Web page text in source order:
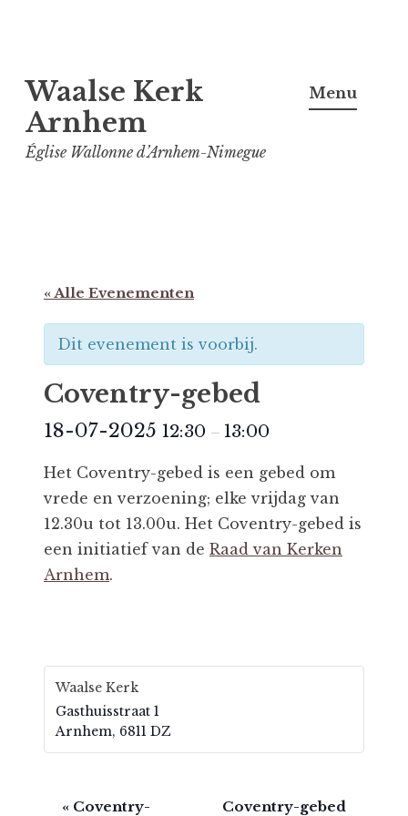
naar
inhoud
Waalse Kerk
Arnhem
Église Wallonne d’Arnhem-Nimegue
Menu
« Alle Evenementen
Dit evenement is voorbij.
Coventry-gebed
18-07-2025 12:30 – 13:00
Het Coventry-gebed is een gebed om
vrede en verzoening; elke vrijdag van
12.30u tot 13.00u. Het Coventry-gebed is
een initiatief van de Raad van Kerken
Arnhem.
Waalse Kerk
Gasthuisstraat 1
Arnhem, 6811 DZ
« Coventry-
Coventry-gebed